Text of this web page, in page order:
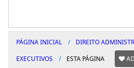
PÁGINA INICIAL DIREITO
EXECUTIVOS
ESTA PÁGINA